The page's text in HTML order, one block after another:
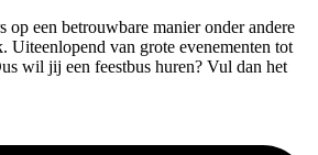
op een betrouwbare manier onder andere
Uiteenlopend van grote evenementen tot
wil jij een feestbus huren? Vul dan het